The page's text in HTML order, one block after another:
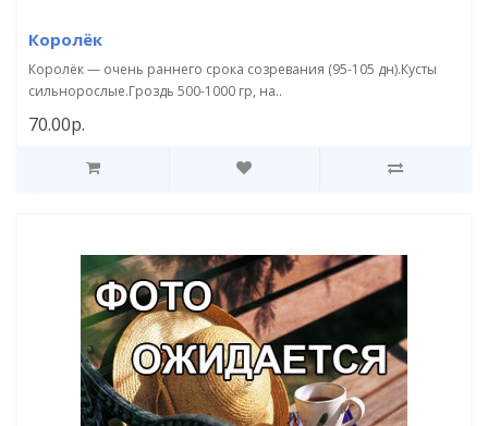
Королёк
Королёк — очень раннего срока созревания (95-105 дн).Кусты
сильнорослые.Гроздь 500-1000 гр, на..
70.00р.